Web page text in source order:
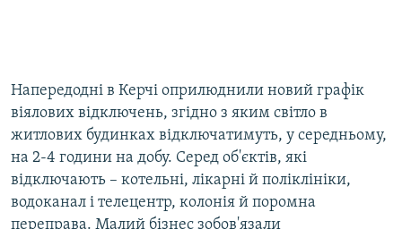
Напередодні в Керчі оприлюднили новий графік
віялових відключень, згідно з яким світло в
житлових будинках відключатимуть, у середньому,
на 2-4 години на добу. Серед об'єктів, які
відключають – котельні, лікарні й поліклініки,
водоканал і телецентр, колонія й поромна
переправа. Малий бізнес зобов'язали